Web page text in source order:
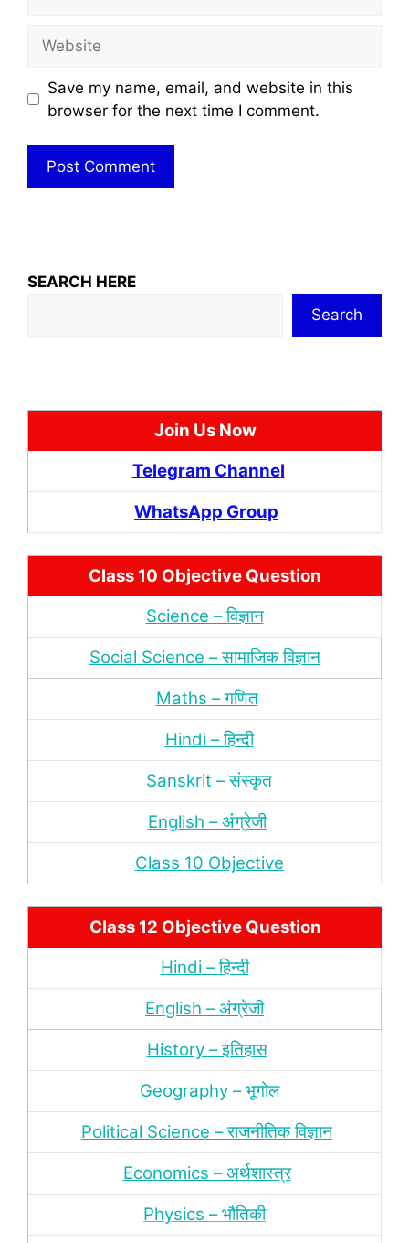
Save my name, email, and website in this
browser for the next time I comment.
SEARCH HERE
Search
Join Us Now
Telegram Channel
WhatsApp Group
Class 10 Objective Question
Science – विज्ञान
Social Science – सामाजिक विज्ञान
Maths – गणित
Hindi – हिन्‍दी
Sanskrit – संस्‍कृत
English – अंंग्रेजी
Class 10 Objective
Class 12 Objective Question
Hindi – हिन्‍दी
English – अंग्रेजी
History – इतिहास
Geography – भूगोल
Political Science – राजनीतिक विज्ञान
Economics – अर्थशास्‍त्र
Physics – भौतिकी